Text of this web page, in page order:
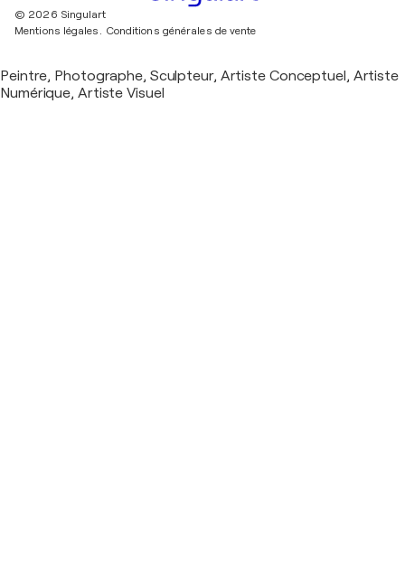
© 2026 Singulart
Mentions légales. Conditions générales de vente
Peintre, Photographe, Sculpteur, Artiste Conceptuel, Artiste
Numérique, Artiste Visuel